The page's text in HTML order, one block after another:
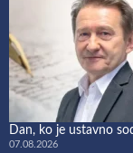
Dan, ko je ustavno
07.08.2026